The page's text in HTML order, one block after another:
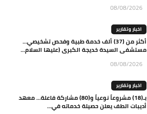
08/08/2026
اخبار وتقارير
أكثر من (37) ألف خدمة طبية وفحص تشخيصي…
مستشفى السيدة خديجة الكبرى (عليها السلام...
08/08/2026
اخبار وتقارير
بـ(18) مشروعاً نوعياً و(80) مشاركة فاعلة… معهد
أديبات الطف يعلن حصيلة خدماته في...